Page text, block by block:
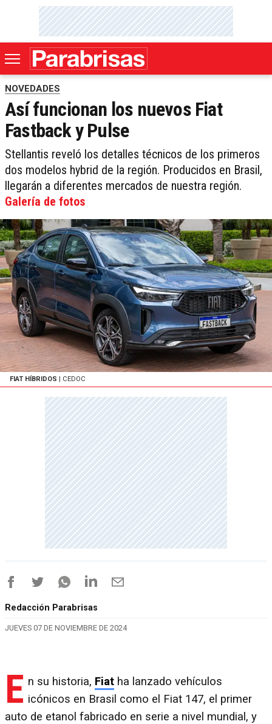
NOVEDADES
Así funcionan los nuevos Fiat
Fastback y Pulse
Stellantis reveló los detalles técnicos de los primeros
dos modelos hybrid de la región. Producidos en Brasil,
llegarán a diferentes mercados de nuestra región.
Galería de fotos
FIAT HÍBRIDOS | CEDOC
Redacción Parabrisas
JUEVES 07 DE NOVIEMBRE DE 2024
E n su historia, Fiat ha lanzado vehículos
icónicos en Brasil como el Fiat 147, el primer
auto de etanol fabricado en serie a nivel mundial, y